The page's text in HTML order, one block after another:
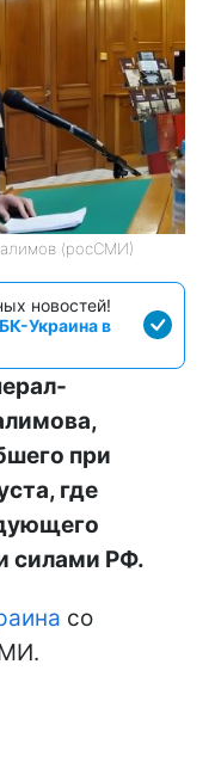
(росСМИ)
новостей!
Украина в
при
где
силами РФ.
со